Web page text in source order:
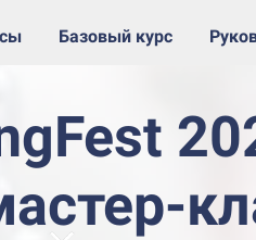
Базовый курс